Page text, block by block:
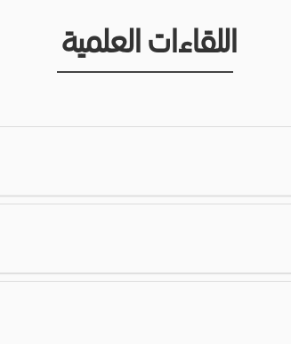
اللقاءات العلمية